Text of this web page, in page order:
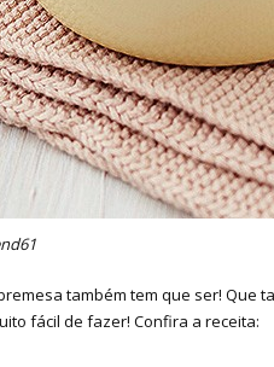
também tem que ser! Que
fácil de fazer! Confira a receita: